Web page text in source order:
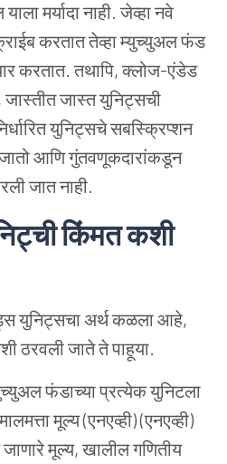
मर्यादा नाही. जेव्हा नवे
करतात तेव्हा म्युच्युअल फंड
करतात. तथापि, क्लोज-एंडेड
जास्त युनिट्सची
युनिट्सचे सबस्क्रिप्शन
आणि गुंतवणूकदारांकडून
जात नाही.
किंमत कशी
युनिट्सचा अर्थ कळला आहे,
ठरवली जाते ते पाहूया.
फंडाच्या प्रत्येक युनिटला
मूल्य (एनएव्ही) (एनएव्ही)
मूल्य, खालील गणितीय